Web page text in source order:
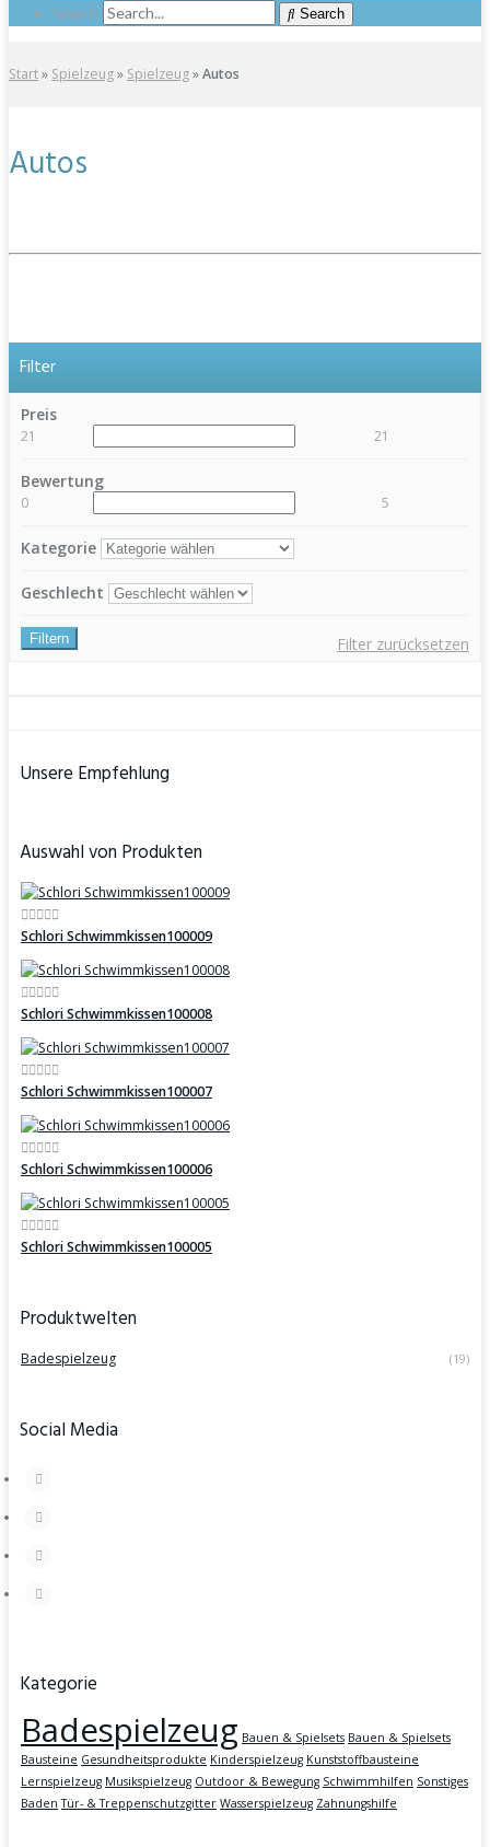
Search
Search
Start» Spielzeug» Spielzeug»Autos
Autos
Filter
Preis
21 21
Bewertung
0 5
Kategorie
Geschlecht
Filter zurücksetzen
Filtern
Unsere Empfehlung
Auswahl von Produkten
Schlori Schwimmkissen100009
Schlori Schwimmkissen100008
Schlori Schwimmkissen100007
Schlori Schwimmkissen100006
Schlori Schwimmkissen100005
Produktwelten
Badespielzeug (19)
Social Media
Kategorie
Badespielzeug Bauen & Spielsets Bauen & Spielsets
Bausteine Gesundheitsprodukte Kinderspielzeug Kunststoffbausteine
Lernspielzeug Musikspielzeug Outdoor & Bewegung Schwimmhilfen Sonstiges
Baden Tür- & Treppenschutzgitter Wasserspielzeug Zahnungshilfe